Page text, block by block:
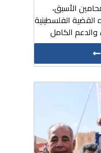
الأسبق،
الفلسطينية
الكامل